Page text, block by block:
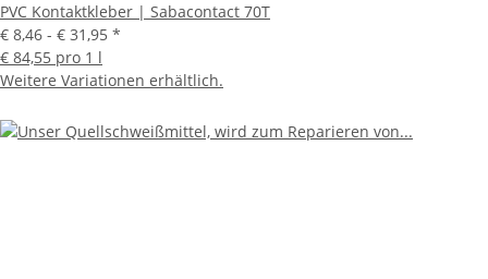
PVC Kontaktkleber | Sabacontact 70T
€ 8,46 - € 31,95 *
€ 84,55 pro 1 l
Weitere Variationen erhältlich.